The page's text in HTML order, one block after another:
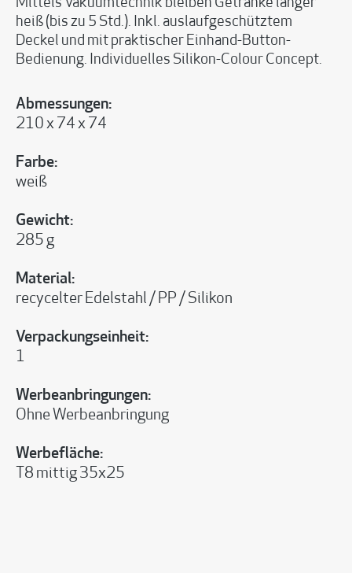
Mittels Vakuumtechnik bleiben Getränke länger
heiß (bis zu 5 Std.). Inkl. auslaufgeschütztem
Deckel und mit praktischer Einhand-Button-
Bedienung. Individuelles Silikon-Colour Concept.
Abmessungen:
210 x 74 x 74
Farbe:
weiß
Gewicht:
285 g
Material:
recycelter Edelstahl / PP / Silikon
Verpackungseinheit:
1
Werbeanbringungen:
Ohne Werbeanbringung
Werbefläche:
T8 mittig 35x25